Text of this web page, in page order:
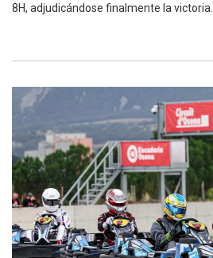
8H, adjudicándose finalmente la victoria.